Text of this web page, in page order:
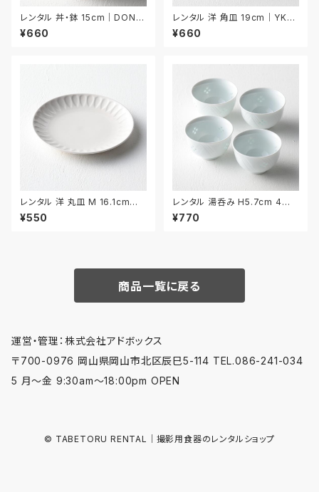
レンタル 丼・鉢 15cm｜DON0
33
¥660
レンタル 洋 角皿 19cm｜YKA
017
¥660
レンタル 洋 丸皿 M 16.1cm｜Y
MM015
¥550
レンタル 湯呑み H5.7cm 4客
セット｜YUN013
¥770
商品一覧に戻る
運営・管理：株式会社アドボックス
〒700-0976 岡山県岡山市北区辰巳5-114 TEL.086-241-034
5 月〜金 9:30am〜18:00pm OPEN
© TABETORU RENTAL｜撮影用食器のレンタルショップ